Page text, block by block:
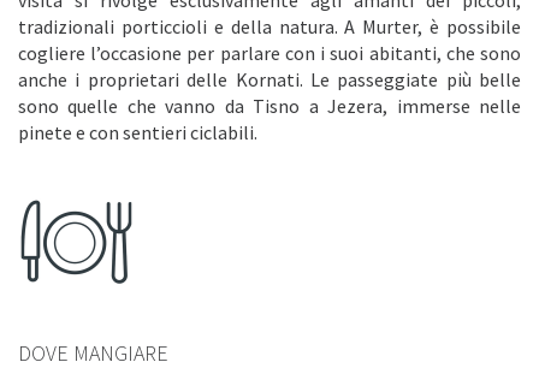
tradizionali porticcioli e della natura. A Murter, è possibile
cogliere l’occasione per parlare con i suoi abitanti, che sono
anche i proprietari delle Kornati. Le passeggiate più belle
sono quelle che vanno da Tisno a Jezera, immerse nelle
pinete e con sentieri ciclabili.
DOVE MANGIARE